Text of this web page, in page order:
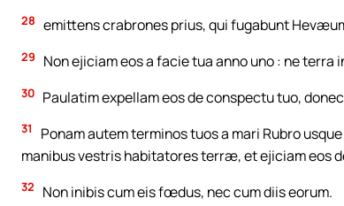
28 emittens crabrones prius, qui fugabunt
29 Non ejiciam eos a facie tua anno uno : ne
30 Paulatim expellam eos de conspectu tuo,
31
Ponam autem terminos tuos a mari Rubro
manibus vestris habitatores terræ, et ejiciam eos
32 Non inibis cum eis fœdus, nec cum diis eorum.